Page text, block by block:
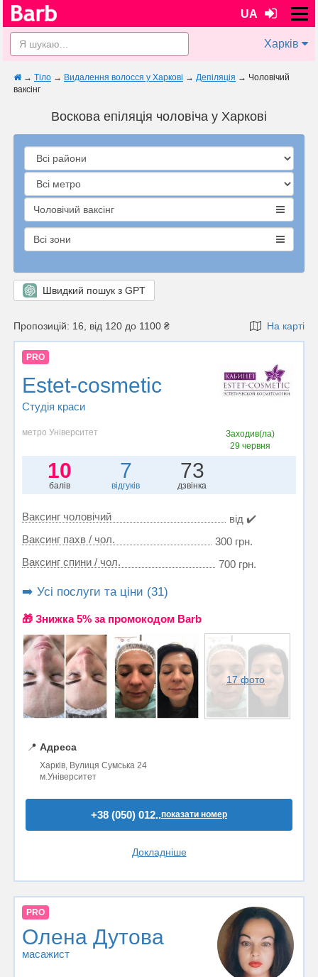
UA
Харків
→ Тіло → Видалення волосся у Харкові → Депіляція → Чоловічий
ваксінг
Воскова епіляція чоловіча у Харкові
Чоловічий ваксінг
Всі зони
Швидкий пошук з GPT
Пропозицій: 16, від 120 до 1100 ₴ На карті
PRO
Estet-cosmetic
Студія краси
метро Університет
Заходив(ла)
29 червня
10
балів
7
відгуків
73
дзвінка
Ваксинг чоловічий
від ✔️
Ваксинг пахв / чол.
300 грн.
Ваксинг спини / чол.
700 грн.
➡️ Усі послуги та ціни (31)
🎁 Знижка 5% за промокодом Barb
17 фото
📍 Адреса
Харків, Вулиця Сумська 24
м.Університет
+38 (050) 012..показати номер
Докладніше
PRO
Олена Дутова
масажист